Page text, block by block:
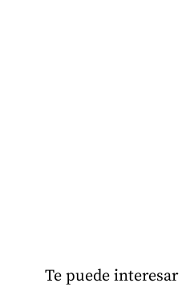
Te puede interesar